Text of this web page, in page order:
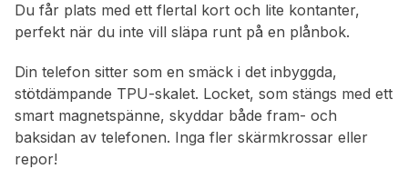
Du får plats med ett flertal kort och lite kontanter,
perfekt när du inte vill släpa runt på en plånbok.
Din telefon sitter som en smäck i det inbyggda,
stötdämpande TPU-skalet. Locket, som stängs med ett
smart magnetspänne, skyddar både fram- och
baksidan av telefonen. Inga fler skärmkrossar eller
repor!